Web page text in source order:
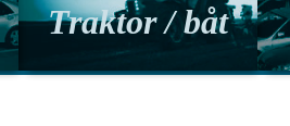
Traktor / båt